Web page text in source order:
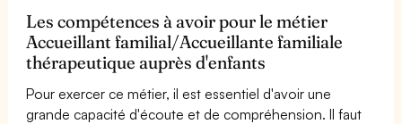
Les compétences à avoir pour le métier
Accueillant familial/Accueillante familiale
thérapeutique auprès d'enfants
Pour exercer ce métier, il est essentiel d'avoir une
grande capacité d'écoute et de compréhension. Il faut